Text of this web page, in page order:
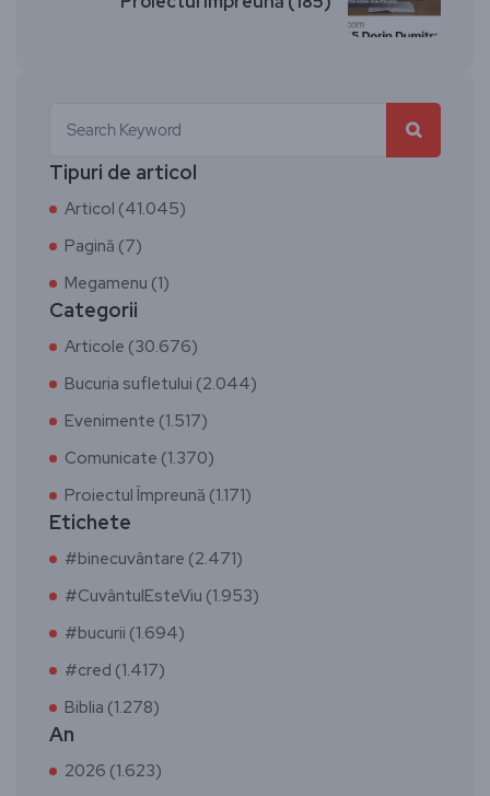
Tipuri de articol
Articol (41.045)
Pagină (7)
Megamenu (1)
Categorii
Articole (30.676)
Bucuria sufletului (2.044)
Evenimente (1.517)
Comunicate (1.370)
Proiectul Împreună (1.171)
Etichete
#binecuvântare (2.471)
#CuvântulEsteViu (1.953)
#bucurii (1.694)
#cred (1.417)
Biblia (1.278)
An
2026 (1.623)